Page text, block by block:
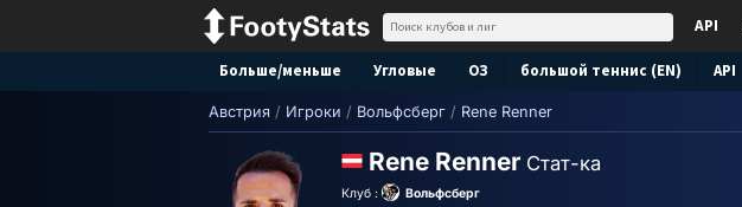
API
Больше/меньше Угловые ОЗ большой теннис (EN) API
Австрия / Игроки / Вольфсберг / Rene Renner
Rene Renner Стат-ка
Клуб :
Вольфсберг